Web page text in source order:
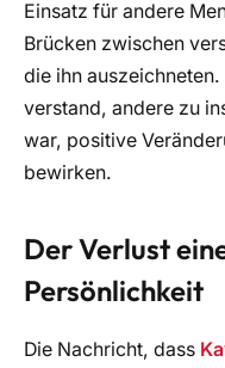
Einsatz für andere
Brücken zwischen
die ihn
verstand, andere zu
war, positive
bewirken.
Der Verlust
Persönlichkeit
Die Nachricht, dass